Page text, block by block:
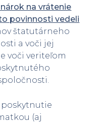
na vrátenie
povinnosti vedeli
štatutárneho
a voči jej
voči veriteľom
poskytnutie
(aj